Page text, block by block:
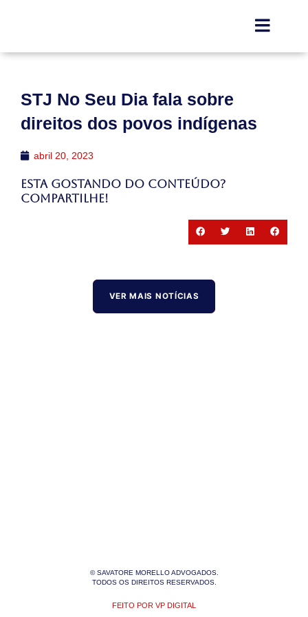
STJ No Seu Dia fala sobre
direitos dos povos indígenas
abril 20, 2023
Esta gostando do conteúdo?
Compartilhe!
VER MAIS NOTÍCIAS
© SAVATORE MORELLO ADVOGADOS.
TODOS OS DIREITOS RESERVADOS.
FEITO POR VP DIGITAL